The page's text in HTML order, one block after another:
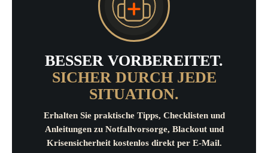
BESSER VORBEREITET.
SICHER DURCH JEDE
SITUATION.
Erhalten Sie praktische Tipps, Checklisten und
Anleitungen zu Notfallvorsorge, Blackout und
Krisensicherheit kostenlos direkt per E-Mail.